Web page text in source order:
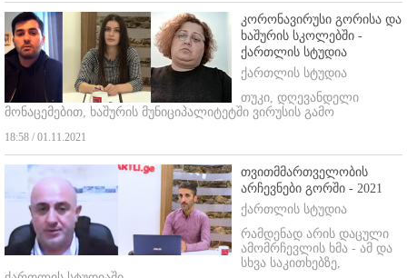
კორონავირუსი გორისა და
ხაშურის სკოლებში -
ქართლის სტუდია
ქართლის სტუდია
თუკი, დღევანდელი
მონაცემებით, ხაშურის მუნიციპალიტეტში ვირუსის გამო
18:58 / 01.11.2021
თვითმმართველობის
არჩევნები გორში - 2021
ქართლის სტუდია
რამდენად არის დაცული
ამომრჩევლის ხმა - ამ და
სხვა საკითხებზე,